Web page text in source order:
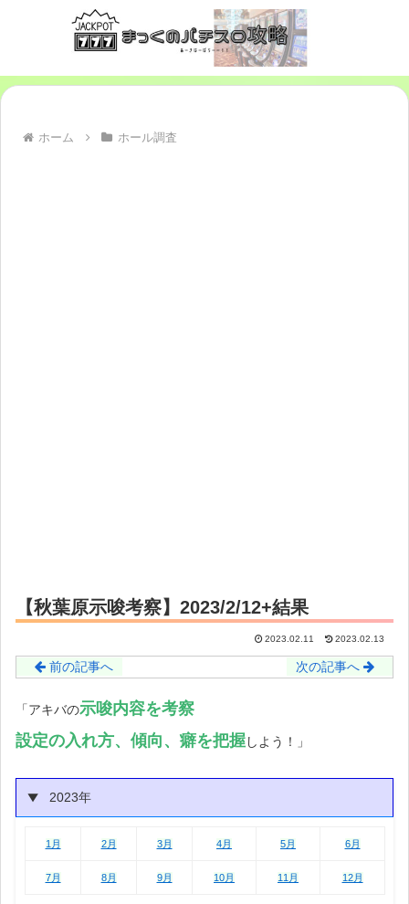
ホーム ホール調査
【秋葉原示唆考察】2023/2/12+結果
2023.02.11 2023.02.13
前の記事へ 次の記事へ
「アキバの示唆内容を考察
設定の入れ方、傾向、癖を把握しよう！」
2023年
1月 2月 3月 4月 5月 6月
7月 8月 9月 10月 11月 12月